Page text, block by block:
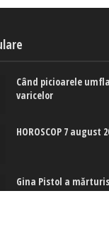
Când picioarele
varicelor
HOROSCOP 7 august
Gina Pistol a
aparținut nimănui